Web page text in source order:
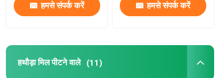
संपर्क करें
मामलों
हमसे संपर्क करें हमसे संपर्क करें
हथौड़ा मिल पीटने वाले (11)